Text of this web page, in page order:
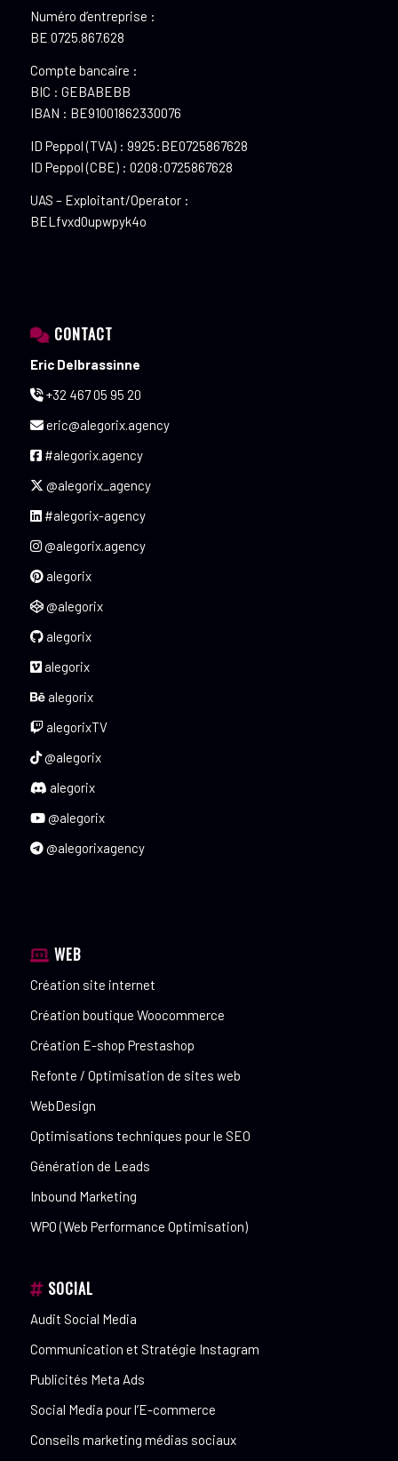
Numéro d’entreprise :
BE 0725.867.628
Compte bancaire :
BIC : GEBABEBB
IBAN : BE91001862330076
ID Peppol (TVA) : 9925:BE0725867628
ID Peppol (CBE) : 0208:0725867628
UAS – Exploitant/Operator :
BELfvxd0upwpyk4o
CONTACT
Eric Delbrassinne
+32 467 05 95 20
eric@alegorix.agency
#alegorix.agency
@alegorix_agency
#alegorix-agency
@alegorix.agency
alegorix
@alegorix
alegorix
alegorix
alegorix
alegorixTV
@alegorix
alegorix
@alegorix
@alegorixagency
WEB
Création site internet
Création boutique Woocommerce
Création E-shop Prestashop
Refonte / Optimisation de sites web
WebDesign
Optimisations techniques pour le SEO
Génération de Leads
Inbound Marketing
WPO (Web Performance Optimisation)
SOCIAL
Audit Social Media
Communication et Stratégie Instagram
Publicités Meta Ads
Social Media pour l’E-commerce
Conseils marketing médias sociaux